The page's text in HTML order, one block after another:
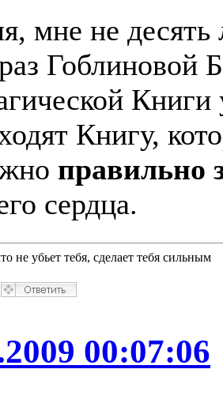
мне не десять
Гоблиновой
Книги
Книгу,
правильно
сердца.
не убьет тебя, сделает тебя сильным
00:07:06